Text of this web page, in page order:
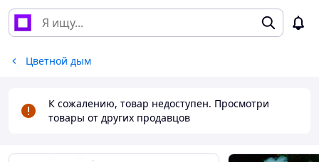
Цветной дым
К сожалению, товар недоступен. Просмотри
товары от других продавцов